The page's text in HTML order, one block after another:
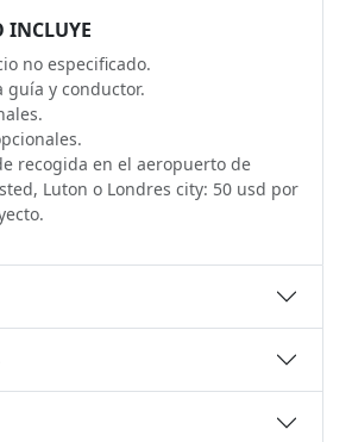
INCLUYE
no especificado.
guía y conductor.
recogida en el aeropuerto de
Luton o Londres city: 50 usd por